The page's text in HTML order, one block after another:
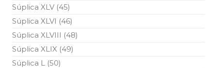
Súplica XLV (45)
Súplica XLVI (46)
Súplica XLVIII (48)
Súplica XLIX (49)
Súplica L (50)